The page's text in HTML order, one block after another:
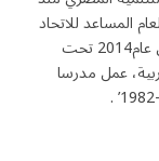
العام المساعد للاتحاد
العربي للمنشآت الصغيرة منذ انشائه عام 2004 الى عام2014 تحت
عمل مدرسا